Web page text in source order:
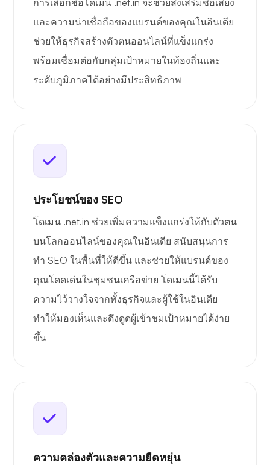
การเลือกชื่อโดเมน .net.in จะช่วยส่งเสริมชื่อเสียง
และความน่าเชื่อถือของแบรนด์ของคุณในอินเดีย
ช่วยให้ธุรกิจสร้างตัวตนออนไลน์ที่แข็งแกร่ง
พร้อมเชื่อมต่อกับกลุ่มเป้าหมายในท้องถิ่นและ
ระดับภูมิภาคได้อย่างมีประสิทธิภาพ
ประโยชน์ของ SEO
โดเมน .net.in ช่วยเพิ่มความแข็งแกร่งให้กับตัวตน
บนโลกออนไลน์ของคุณในอินเดีย สนับสนุนการ
ทำ SEO ในพื้นที่ให้ดีขึ้น และช่วยให้แบรนด์ของ
คุณโดดเด่นในชุมชนเครือข่าย โดเมนนี้ได้รับ
ความไว้วางใจจากทั้งธุรกิจและผู้ใช้ในอินเดีย
ทำให้มองเห็นและดึงดูดผู้เข้าชมเป้าหมายได้ง่าย
ขึ้น
ความคล่องตัวและความยืดหยุ่น